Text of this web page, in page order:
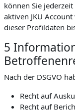
können Sie
aktiven JKU
dieser Profildaten
5
Nach der DSGVO
Recht auf
Recht auf